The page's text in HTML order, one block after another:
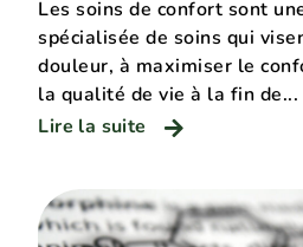
Les soins de confort sont
spécialisée de soins qui
douleur, à maximiser le
la qualité de vie à la fin de...
Lire la suite